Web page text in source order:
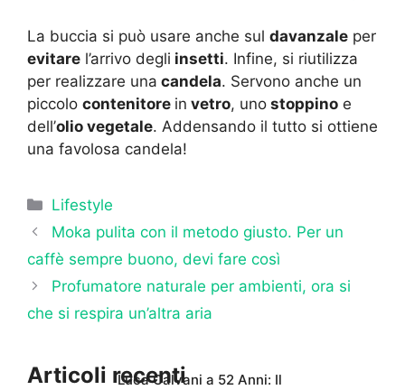
La buccia si può usare anche sul davanzale per
evitare l’arrivo degli insetti. Infine, si riutilizza
per realizzare una candela. Servono anche un
piccolo contenitore in vetro, uno stoppino e
dell’olio vegetale. Addensando il tutto si ottiene
una favolosa candela!
Categorie
Lifestyle
Moka pulita con il metodo giusto. Per un
caffè sempre buono, devi fare così
Profumatore naturale per ambienti, ora si
che si respira un’altra aria
Articoli recentiLuca Calvani a 52 Anni: Il